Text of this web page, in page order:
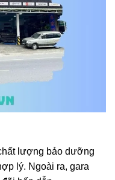
lượng bảo dưỡng
lý. Ngoài ra, gara